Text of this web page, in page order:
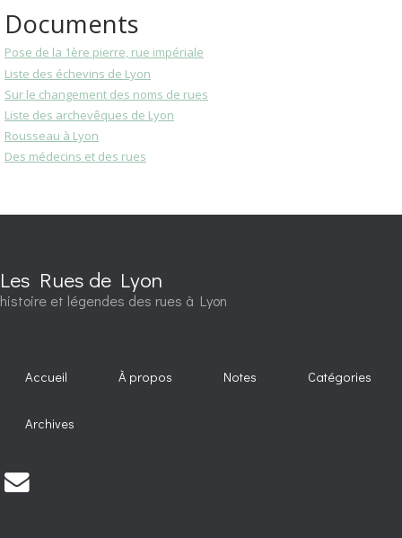
Documents
Pose de la 1ère pierre, rue impériale
Liste des échevins de Lyon
Sur le changement des noms de rues
Liste des archevêques de Lyon
Rousseau à Lyon
Des médecins et des rues
Les Rues de Lyon
histoire et légendes des rues à Lyon
Accueil À propos Notes Catégories
Archives